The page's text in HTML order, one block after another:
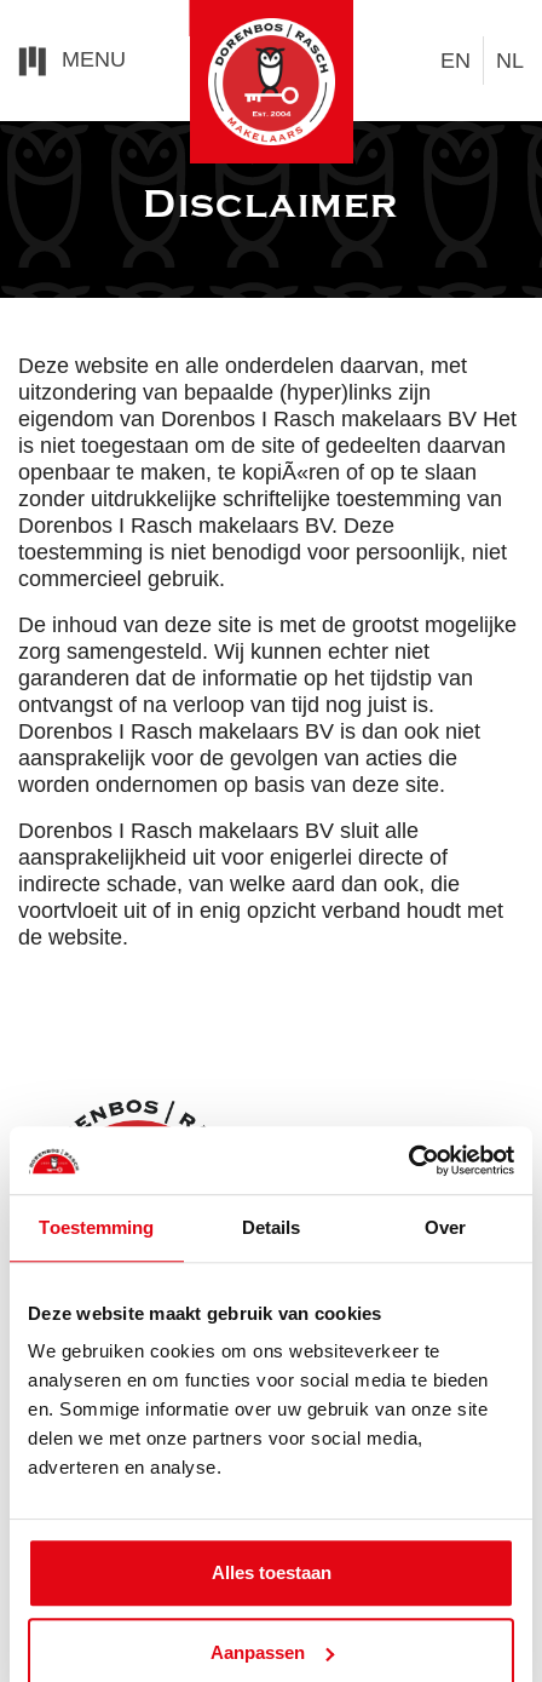
Toestemming Details Over
Deze website maakt gebruik van cookies
We gebruiken cookies om ons websiteverkeer te
analyseren en om functies voor social media te bieden
en. Sommige informatie over uw gebruik van onze site
delen we met onze partners voor social media,
adverteren en analyse.
Alles toestaan
Aanpassen
MENU EN NL
Disclaimer
Deze website en alle onderdelen daarvan, met
uitzondering van bepaalde (hyper)links zijn
eigendom van Dorenbos I Rasch makelaars BV Het
is niet toegestaan om de site of gedeelten daarvan
openbaar te maken, te kopiÃ«ren of op te slaan
zonder uitdrukkelijke schriftelijke toestemming van
Dorenbos I Rasch makelaars BV. Deze
toestemming is niet benodigd voor persoonlijk, niet
commercieel gebruik.
De inhoud van deze site is met de grootst mogelijke
zorg samengesteld. Wij kunnen echter niet
garanderen dat de informatie op het tijdstip van
ontvangst of na verloop van tijd nog juist is.
Dorenbos I Rasch makelaars BV is dan ook niet
aansprakelijk voor de gevolgen van acties die
worden ondernomen op basis van deze site.
Dorenbos I Rasch makelaars BV sluit alle
aansprakelijkheid uit voor enigerlei directe of
indirecte schade, van welke aard dan ook, die
voortvloeit uit of in enig opzicht verband houdt met
de website.
Dorenbos|Rasch Makelaars is een ervaren makelaar
gevestigd in Hilversum. Wij hebben ruim 20 jaar ervaring
in de branche en bieden een full service dienstverlening.
Gegevens
1211BP Hilversum